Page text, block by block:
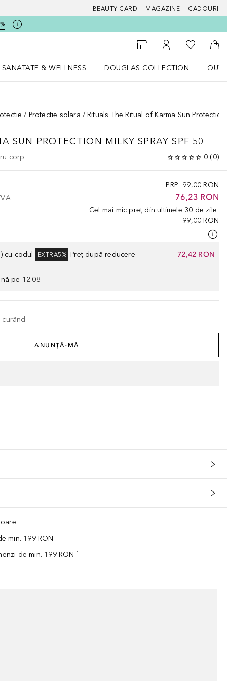
BEAUTY CARD MAGAZINE CADOURI
Către Găsire magazin
Către Contul meu
Către
SANATATE & WELLNESS
DOUGLAS COLLECTION
Protectie solara Rituals The Ritual of Karma Sun
SUN PROTECTION MILKY SPRAY SPF 50
corp 0 (0)
PRP 99,00 RON
76,23 RON
Cel mai mic preț din ultimele 30 de zile
99,00 RON
cu codul EXTRA5% Preț după reducere 72,42 RON
pe 12.08
ANUNȚĂ-MĂ
min. 199 RON
de min. 199 RON ¹